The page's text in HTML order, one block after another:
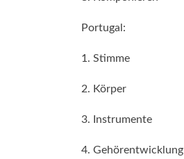
Portugal:
1. Stimme
2. Körper
3. Instrumente
4. Gehörentwicklung